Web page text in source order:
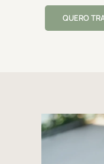
QUERO